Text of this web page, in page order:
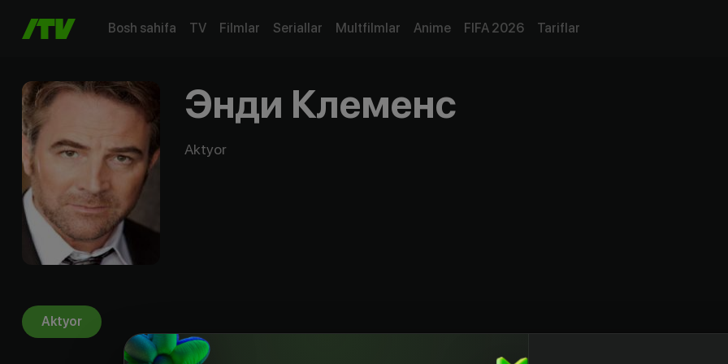
Bosh sahifa TV Filmlar Seriallar Multfilmlar Anime FIFA 2026 Tariflar
Энди Клеменс
Aktyor
Aktyor